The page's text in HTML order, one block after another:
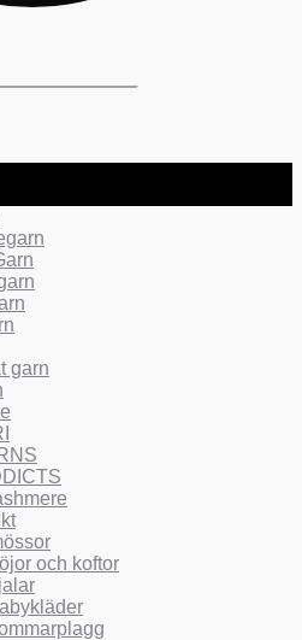
garn
och koftor